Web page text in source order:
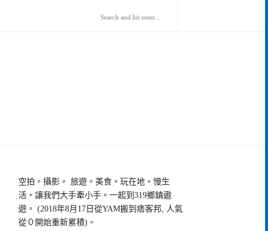
空拍。攝影。 旅遊。美食。玩在地。慢生
活。讓我們大手牽小手。一起到319鄉鎮遨
遊。 (2018年8月17日從YAM搬到痞客邦, 人氣
從０開始重新累積)。